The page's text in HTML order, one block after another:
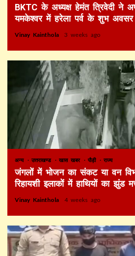
BKTC के अध्यक्ष हेमंत त्रिवेदी ने
यमकेश्वर में हरेला पर्व के शुभ अवसर
Vinay Kainthola 3 weeks ago
अन्य उत्तराखण्ड खास खबर पौड़ी राज्य
जंगलों में भोजन का संकट या वन
रिहायशी इलाकों में हाथियों का झुंड
Vinay Kainthola 4 weeks ago